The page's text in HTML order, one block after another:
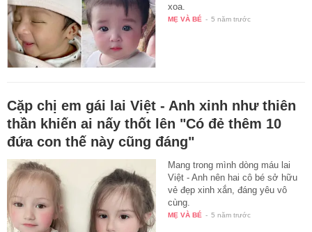
xoa.
MẸ VÀ BÉ - 5 năm trước
Cặp chị em gái lai Việt - Anh xinh như thiên
thần khiến ai nấy thốt lên "Có đẻ thêm 10
đứa con thế này cũng đáng"
Mang trong mình dòng máu lai
Việt - Anh nên hai cô bé sở hữu
vẻ đẹp xinh xắn, đáng yêu vô
cùng.
MẸ VÀ BÉ - 5 năm trước